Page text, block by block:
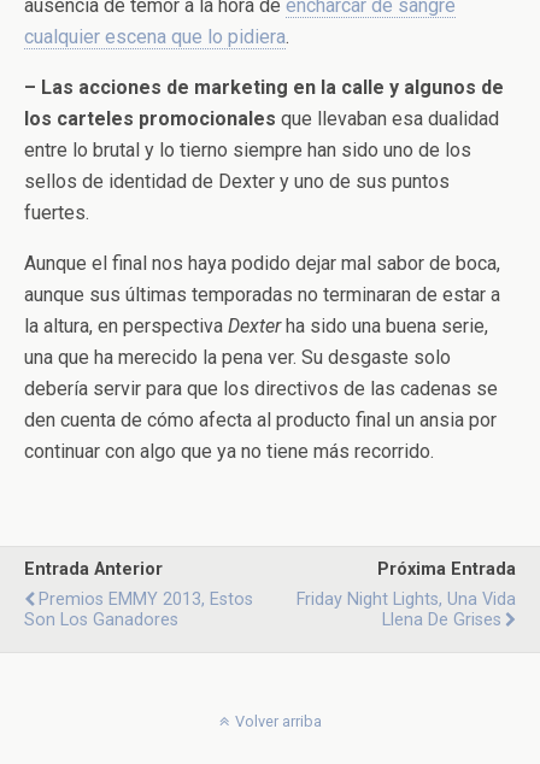
ausencia de temor a la hora de encharcar de sangre
cualquier escena que lo pidiera.
– Las acciones de marketing en la calle y algunos de
los carteles promocionales que llevaban esa dualidad
entre lo brutal y lo tierno siempre han sido uno de los
sellos de identidad de Dexter y uno de sus puntos
fuertes.
Aunque el final nos haya podido dejar mal sabor de boca,
aunque sus últimas temporadas no terminaran de estar a
la altura, en perspectiva Dexterha sido una buena serie,
una que ha merecido la pena ver. Su desgaste solo
debería servir para que los directivos de las cadenas se
den cuenta de cómo afecta al producto final un ansia por
continuar con algo que ya no tiene más recorrido.
Entrada Anterior
Premios EMMY 2013, Estos
Son Los Ganadores
Próxima Entrada
Friday Night Lights, Una Vida
Llena De Grises
Volver arriba